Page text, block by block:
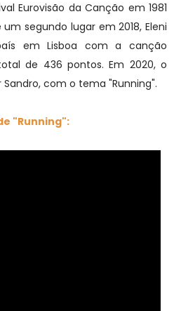
Eurovisão da Canção em 1981
segundo lugar em 2018, Eleni
em Lisboa com a canção
de 436 pontos. Em 2020, o
com o tema "Running".
"Running":